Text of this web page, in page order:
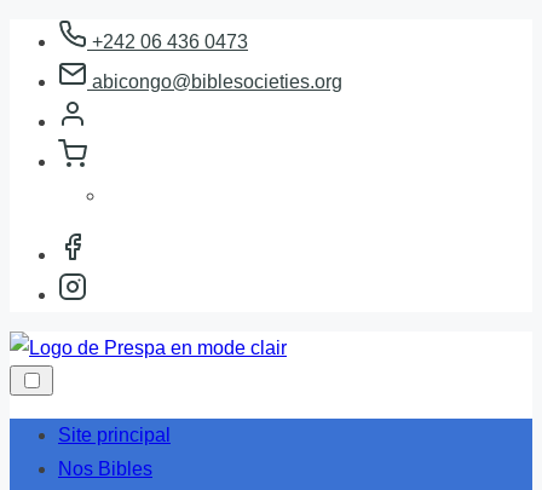
contenu
+242 06 436 0473
abicongo@biblesocieties.org
Site principal
Nos Bibles